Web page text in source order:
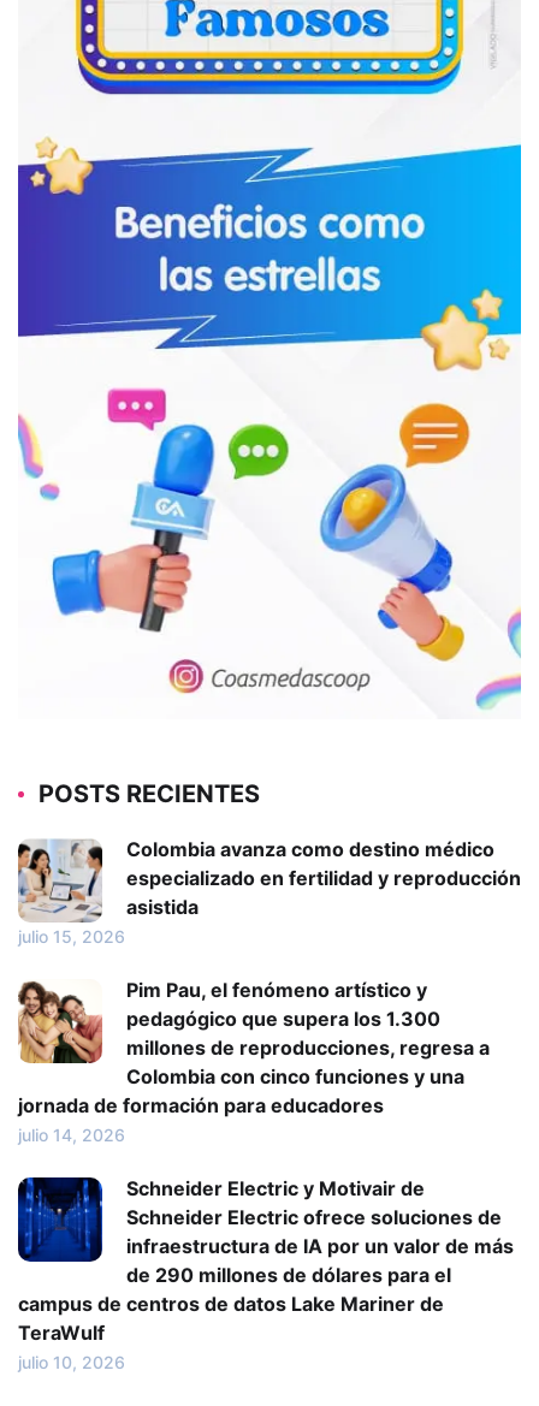
POSTS RECIENTES
Colombia avanza como destino médico
especializado en fertilidad y reproducción
asistida
julio 15, 2026
Pim Pau, el fenómeno artístico y
pedagógico que supera los 1.300
millones de reproducciones, regresa a
Colombia con cinco funciones y una
jornada de formación para educadores
julio 14, 2026
Schneider Electric y Motivair de
Schneider Electric ofrece soluciones de
infraestructura de IA por un valor de más
de 290 millones de dólares para el
campus de centros de datos Lake Mariner de
TeraWulf
julio 10, 2026